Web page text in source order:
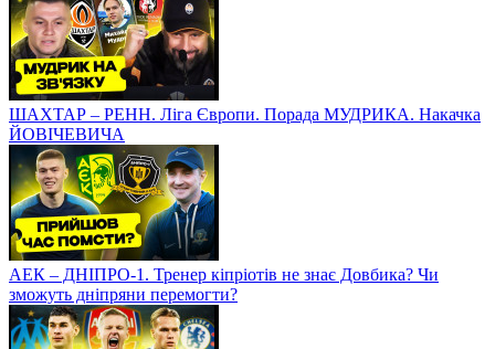
ШАХТАР – РЕНН. Ліга Європи. Порада МУДРИКА. Накачка
ЙОВІЧЕВИЧА
АЕК – ДНІПРО-1. Тренер кіпріотів не знає Довбика? Чи
зможуть дніпряни перемогти?